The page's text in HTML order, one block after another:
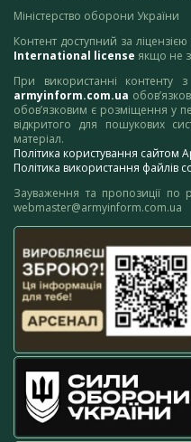
Міністерство оборони України
Контент доступний за ліцензією
International license якщо не
При використанні контенту
armyinform.com.ua
обов’язковим є розміщення у
відкритого для пошукових
матеріал.
Політика користування сайтом
Політика використання файлів
Зауваження та пропозиції по
webmaster@armyinform.com.ua